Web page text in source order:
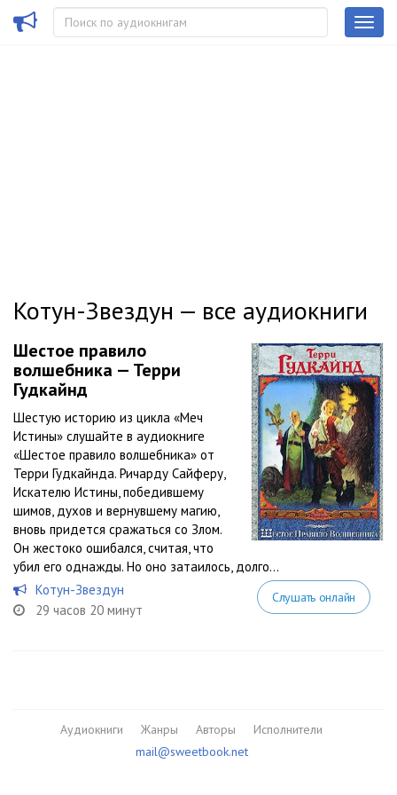
Котун-Звездун — все аудиокниги
Шестое правило
волшебника — Терри
Гудкайнд
Шестую историю из цикла «Меч
Истины» слушайте в аудиокниге
«Шестое правило волшебника» от
Терри Гудкайнда. Ричарду Сайферу,
Искателю Истины, победившему
шимов, духов и вернувшему магию,
вновь придется сражаться со Злом.
Он жестоко ошибался, считая, что
убил его однажды. Но оно затаилось, долго...
Котун-Звездун
29 часов 20 минут
Слушать онлайн
Аудиокниги Жанры Авторы
Исполнители
mail@sweetbook.net